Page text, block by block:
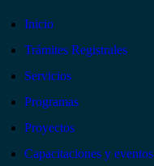
Inicio
Trámites Registrales
Servicios
Programas
Proyectos
Capacitaciones y eventos